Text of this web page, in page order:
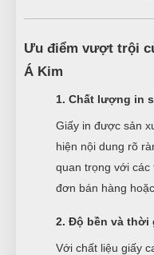
Ưu điểm vượt trội
Á Kim
1. Chất lượng in
Giấy in được sản
hiện nội dung rõ
quan trọng với các
đơn bán hàng
2. Độ bền và thời
Với chất liệu giấy